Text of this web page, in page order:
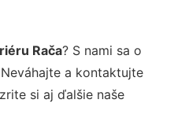
Rača? S nami sa o
a kontaktujte
si aj ďalšie naše